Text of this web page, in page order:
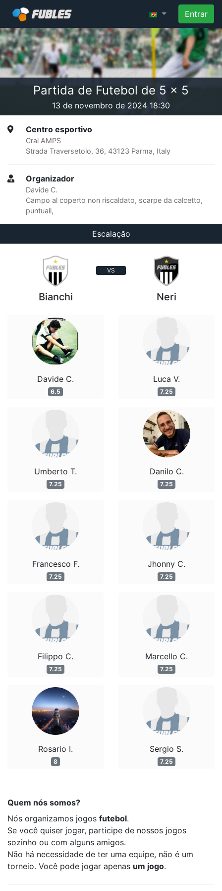
Entrar
Partida de Futebol de 5 x 5
13 de novembro de 2024 18:30
Centro esportivo
Cral AMPS
Strada Traversetolo, 36, 43123 Parma, Italy
Organizador
Davide C.
Campo al coperto non riscaldato, scarpe da calcetto,
puntuali,
Escalação
VS
Bianchi
Davide C.
6.5
Umberto T.
7.25
Francesco F.
7.25
Filippo C.
7.25
Rosario I.
8
Neri
Luca V.
7.25
Danilo C.
7.25
Jhonny C.
7.25
Marcello C.
7.25
Sergio S.
7.25
Quem nós somos?
Nós organizamos jogos futebol.
Se você quiser jogar, participe de nossos jogos
sozinho ou com alguns amigos.
Não há necessidade de ter uma equipe, não é um
torneio. Você pode jogar apenas um jogo.